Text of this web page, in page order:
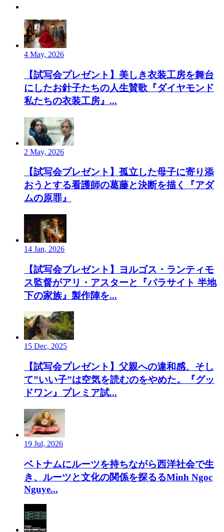
4 May, 2026
【試写会プレゼント】美しき衣装工房を舞台
にしたお針子たちの人生賛歌『ダイヤモンド
私たちの衣装工房』...
2 May, 2026
【試写会プレゼント】孤立した母子に寄り添
おうとする看護師の葛藤と決断を描く『アダ
ムの原罪』
14 Jan, 2026
【試写会プレゼント】ヨルゴス・ランティモ
ス監督がアリ・アスターと『パラサイト 半地
下の家族』製作陣を...
15 Dec, 2025
【試写会プレゼント】父親への違和感、そし
て”いい子”は空気を読むのをやめた。『グッ
ドワン』プレミア試...
19 Jul, 2026
ベトナムにルーツを持ちながら西洋社会で生
き、ルーツと文化の関係を探るるMinh Ngoc
Nguye...